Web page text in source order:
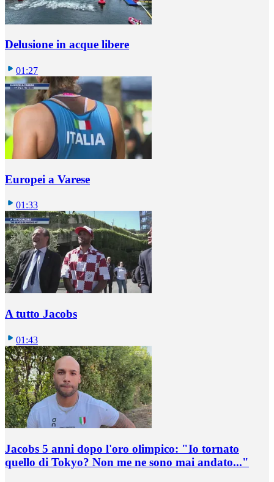
Delusione in acque libere
01:27
Europei a Varese
01:33
A tutto Jacobs
01:43
Jacobs 5 anni dopo l'oro olimpico: "Io tornato
quello di Tokyo? Non me ne sono mai andato..."